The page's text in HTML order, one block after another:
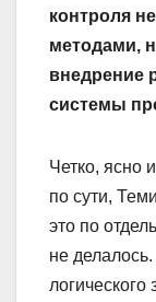
контроля
методами,
внедрение
системы
Четко, ясно
по сути,
это по
не